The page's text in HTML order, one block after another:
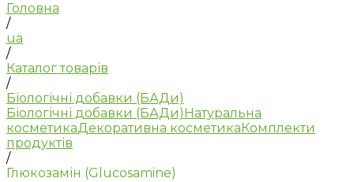
Головна
/
ua
/
Каталог товарів
/
Біологічні добавки (БАДи)
Біологічні добавки (БАДи) Натуральна
косметикаДекоративна косметика Комплекти
продуктів
/
Глюкозамін (Glucosamine)